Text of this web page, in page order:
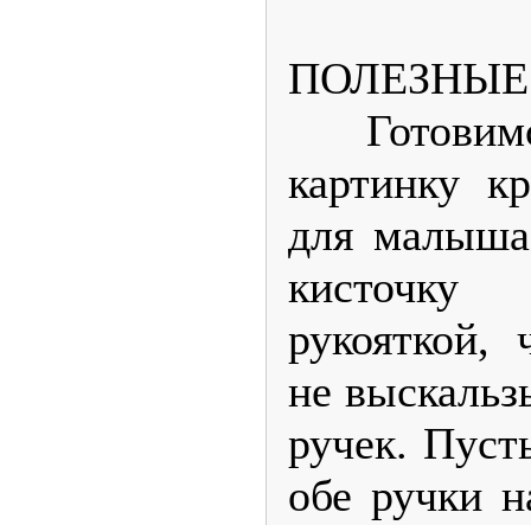
картинку
для
рукояткой,
не
ручек.
обе ручки